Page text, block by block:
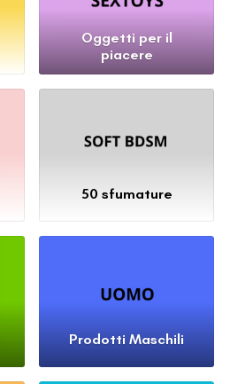
Oggetti per il
piacere
50 sfumature
Prodotti Maschili